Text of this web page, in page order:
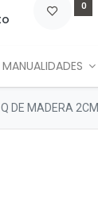
0
MANUALIDADES
Q DE MADERA 2CM